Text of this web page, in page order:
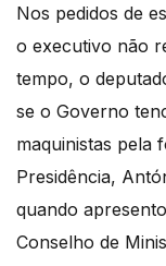
Nos pedidos de
o executivo não
tempo, o
se o Governo
maquinistas pela
Presidência,
quando
Conselho de